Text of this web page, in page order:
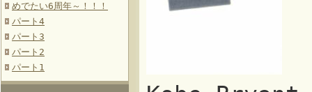
めでたい6周年～！！！
パート4
パート3
パート2
パート1